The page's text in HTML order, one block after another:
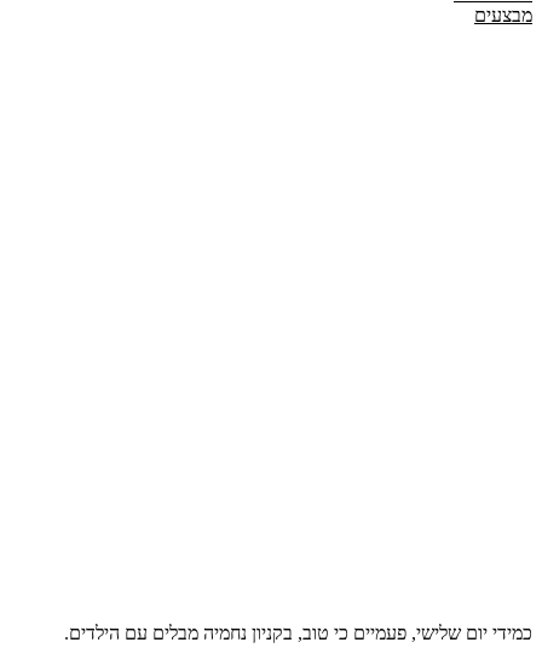
מבצעים
כמידי יום שלישי, פעמיים כי טוב, בקניון נחמיה מבלים עם הילדים.